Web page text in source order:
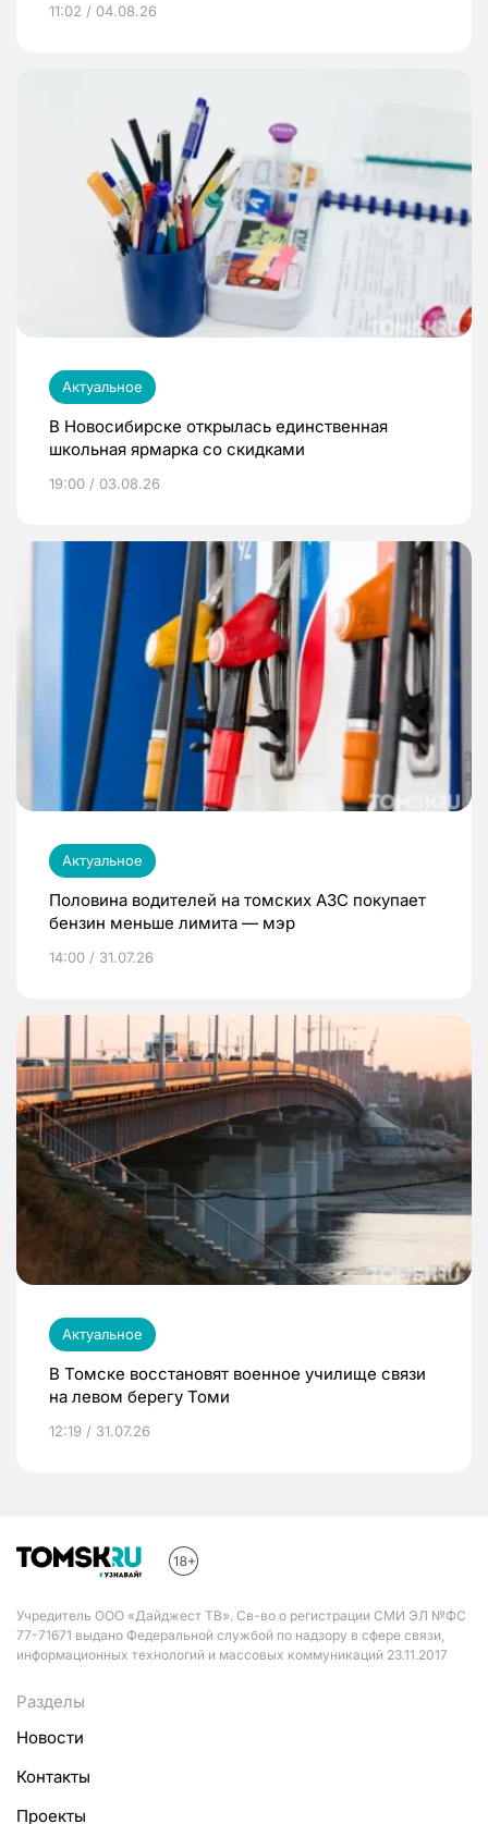
11:02 / 04.08.26
Актуальное
В Новосибирске открылась единственная
школьная ярмарка со скидками
19:00 / 03.08.26
Актуальное
Половина водителей на томских АЗС покупает
бензин меньше лимита — мэр
14:00 / 31.07.26
Актуальное
В Томске восстановят военное училище связи
на левом берегу Томи
12:19 / 31.07.26
Учредитель ООО «Дайджест ТВ». Св-во о регистрации СМИ ЭЛ №ФС
77-71671 выдано Федеральной службой по надзору в сфере связи,
информационных технологий и массовых коммуникаций 23.11.2017
Разделы
Новости
Контакты
Проекты